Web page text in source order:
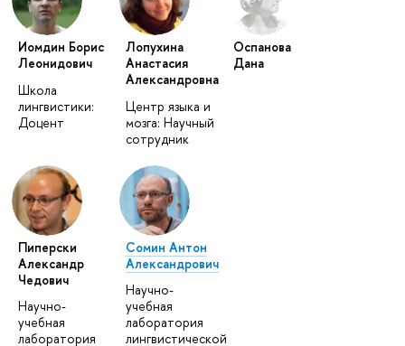
Иомдин Борис
Леонидович
Школа
лингвистики:
Доцент
Лопухина
Анастасия
Александровна
Центр языка и
мозга: Научный
сотрудник
Оспанова
Дана
Пиперски
Александр
Чедович
Научно-
учебная
лаборатория
Сомин Антон
Александрович
Научно-
учебная
лаборатория
лингвистической